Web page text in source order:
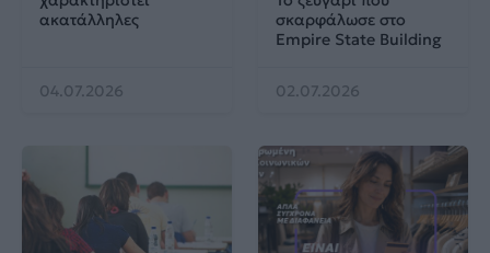
ακατάλληλες
04.07.2026
σκαρφάλωσε στο
Empire State Building
02.07.2026